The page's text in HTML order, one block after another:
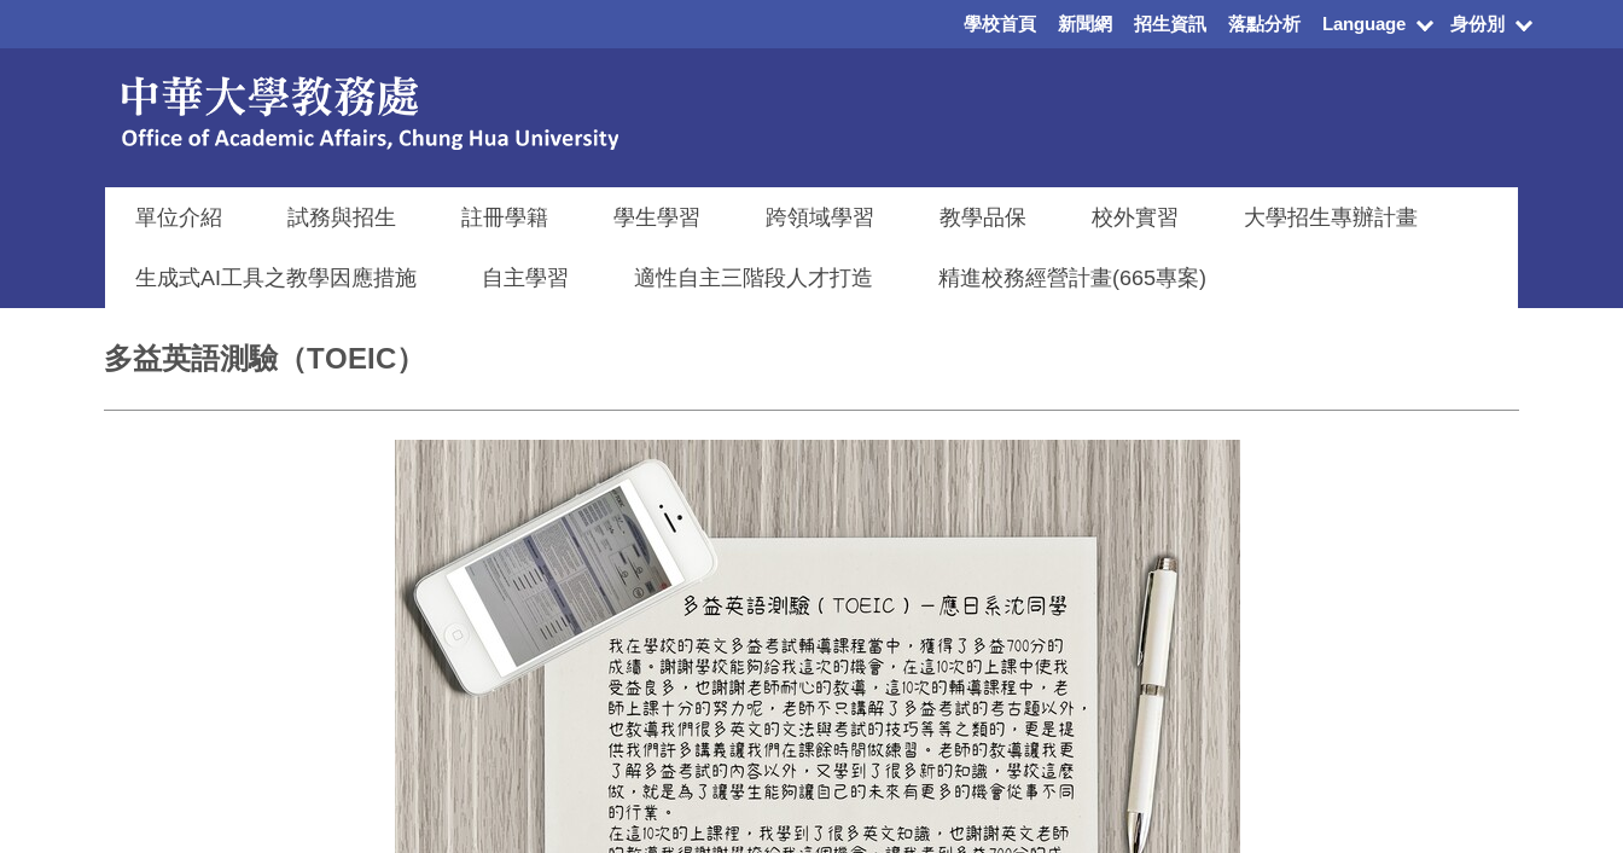
學校首頁 新聞網 招生資訊 落點分析 Language 身份別
單位介紹 試務與招生 註冊學籍 學生學習 跨領域學習 教學品保 校外實習 大學招生專辦計畫
生成式AI工具之教學因應措施 自主學習 適性自主三階段人才打造 精進校務經營計畫(665專案)
多益英語測驗（TOEIC）